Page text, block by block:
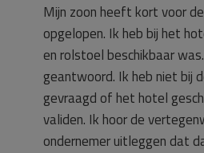
Mijn zoon heeft kort voor
opgelopen. Ik heb bij het
en rolstoel beschikbaar
geantwoord. Ik heb niet bij
gevraagd of het hotel
validen. Ik hoor de
ondernemer uitleggen dat